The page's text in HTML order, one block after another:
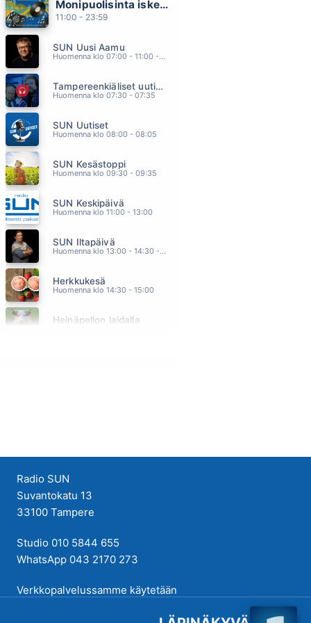
SABOTAGE
SINÄ LÄHDIT POIS
HAUDANVAKAVAA
KIROSANOJA
HASARDI
Monipuolisinta iskelmää ja parasta poppia
11:00 - 23:59
SUN Uusi Aamu
Huomenna klo 07:00 - 11:00 - Studiossa: Kimmo Hoivassilta
Tampereenkiäliset uutiset
Huomenna klo 07:30 - 07:35
SUN Uutiset
Huomenna klo 08:00 - 08:05
SUN Kesästoppi
Huomenna klo 09:30 - 09:35
SUN Keskipäivä
Huomenna klo 11:00 - 13:00
SUN Iltapäivä
Huomenna klo 13:00 - 14:30 - Studiossa: Kaisu Lämsä
Herkkukesä
Huomenna klo 14:30 - 15:00
Heinäpellon laidalla
Radio SUN
Suvantokatu 13
33100 Tampere
Studio 010 5844 655
WhatsApp 043 2170 273
Verkkopalvelussamme käytetään